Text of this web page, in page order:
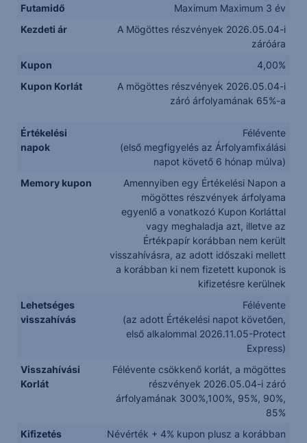
Futamidő
Maximum Maximum 3 év
Kezdeti ár
A Mögöttes részvények 2026.05.04-i
záróára
Kupon
4,00%
Kupon Korlát
A mögöttes részvények 2026.05.04-i
záró árfolyamának 65%-a
Értékelési
napok
Félévente
(első megfigyelés az Árfolyamfixálási
napot követő 6 hónap múlva)
Memory kupon
Amennyiben egy Értékelési Napon a
mögöttes részvények árfolyama
egyenlő a vonatkozó Kupon Korláttal
vagy meghaladja azt, illetve az
Értékpapír korábban nem került
visszahívásra, az adott időszaki mellett
a korábban ki nem fizetett kuponok is
kifizetésre kerülnek
Lehetséges
visszahívás
Félévente
(az adott Értékelési napot követően,
első alkalommal 2026.11.05-Protect
Express)
Visszahívási
Korlát
Félévente csökkenő korlát, a mögöttes
részvények 2026.05.04-i záró
árfolyamának 300%,100%, 95%, 90%,
85%
Kifizetés
Névérték + 4% kupon plusz a korábban